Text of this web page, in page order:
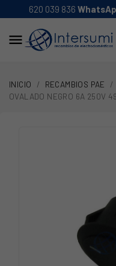
620 039 836

INICIO RECAMBIOS PAE
OVALADO NEGRO 6A 250V